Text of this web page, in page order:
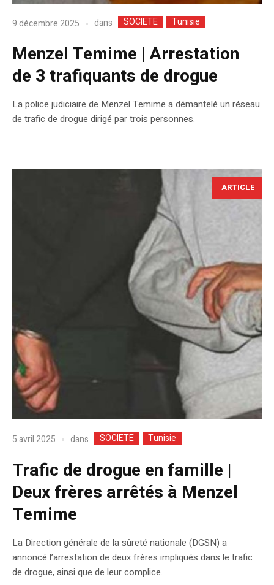
9 décembre 2025 dans SOCIETE Tunisie
Menzel Temime | Arrestation
de 3 trafiquants de drogue
La police judiciaire de Menzel Temime a démantelé un réseau
de trafic de drogue dirigé par trois personnes.
ARTICLE
5 avril 2025 dans SOCIETE Tunisie
Trafic de drogue en famille |
Deux frères arrêtés à Menzel
Temime
La Direction générale de la sûreté nationale (DGSN) a
annoncé l’arrestation de deux frères impliqués dans le trafic
de drogue, ainsi que de leur complice.